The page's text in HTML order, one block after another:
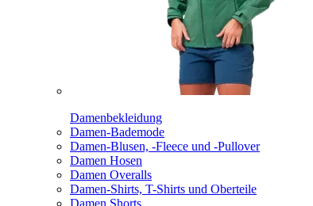
Damenbekleidung
Damen-Bademode
Damen-Blusen, -Fleece und -Pullover
Damen Hosen
Damen Overalls
Damen-Shirts, T-Shirts und Oberteile
Damen Shorts